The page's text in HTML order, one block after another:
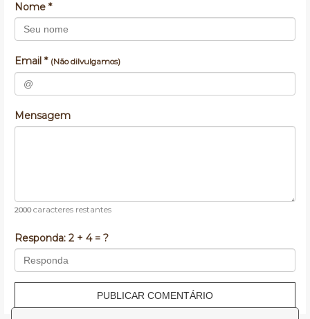
Nome *
Email * (Não dilvulgamos)
Mensagem
2000caracteres restantes
Responda: 2 + 4 = ?
PUBLICAR COMENTÁRIO